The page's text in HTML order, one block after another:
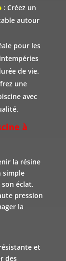
: Créez un
autour
pour les
de vie.
une
avec
à
la résine
simple
éclat.
pression
la
et
des